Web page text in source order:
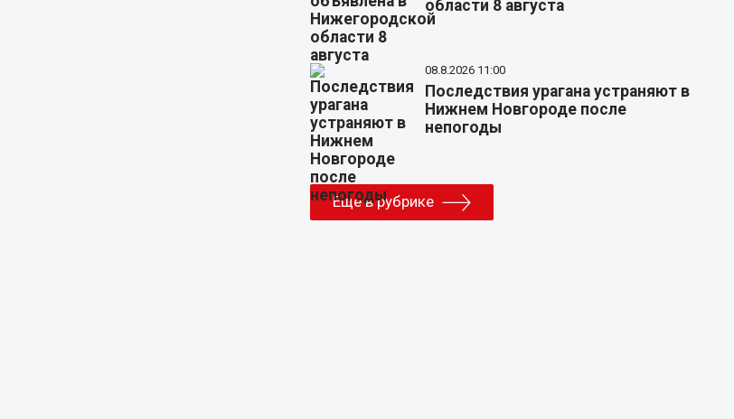
области 8 августа
08.8.2026 11:00
Последствия урагана устраняют в
Нижнем Новгороде после
непогоды
Еще в рубрике